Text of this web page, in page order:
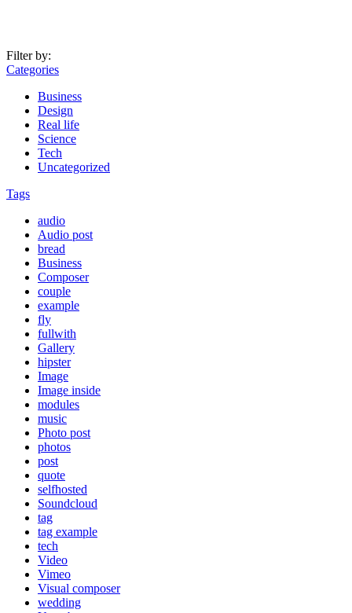
Filter by:
Categories
Business
Design
Real life
Science
Tech
Uncategorized
Tags
audio
Audio post
bread
Business
Composer
couple
example
fly
fullwith
Gallery
hipster
Image
Image inside
modules
music
Photo post
photos
post
quote
selfhosted
Soundcloud
tag
tag example
tech
Video
Vimeo
Visual composer
wedding